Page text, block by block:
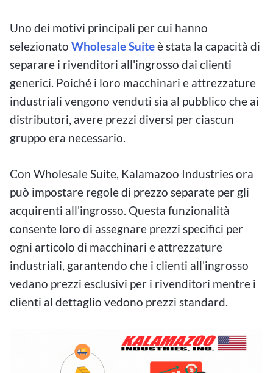
Uno dei motivi principali per cui hanno
selezionato Wholesale Suiteè stata la capacità di
separare i rivenditori all'ingrosso dai clienti
generici. Poiché i loro macchinari e attrezzature
industriali vengono venduti sia al pubblico che ai
distributori, avere prezzi diversi per ciascun
gruppo era necessario.
Con Wholesale Suite, Kalamazoo Industries ora
può impostare regole di prezzo separate per gli
acquirenti all'ingrosso. Questa funzionalità
consente loro di assegnare prezzi specifici per
ogni articolo di macchinari e attrezzature
industriali, garantendo che i clienti all'ingrosso
vedano prezzi esclusivi per i rivenditori mentre i
clienti al dettaglio vedono prezzi standard.